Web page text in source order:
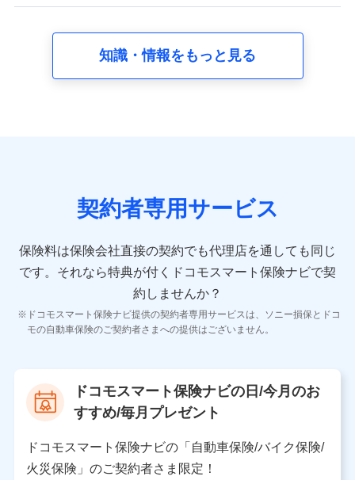
の内容、保険料、保険料のお支払方法、車のメーカーや
走行距離などの情報、建物の構造や築年数などの情報、
険契約に関する情報。例として、保険契約者及び被保険
者の氏名、住所、生年月日、性別、保険契約者と被保険
報、建物の構造や築年数などの情報、ペットの種類や年
齢などの情報などが含まれます。
【共同して利用する者の範囲】
当社
当社又は株式会社NTTドコモが提供する保険関連サービ
スにおけるユーザ登録受付および管理のため
を受けている保険会社・提携会社の保険その他に関する
情報を提供するため、また維持管理等の委託業務遂行の
ため、またそれらに付帯、関連する当社、株式会社NTT
知識・情報をもっと見る
契約者専用サービス
保険料は保険会社直接の契約でも代理店を通しても同じ
です。 それなら特典が付くドコモスマート保険ナビで契
約しませんか？
ドコモスマート保険ナビ提供の契約者専用サービスは、ソニー損保とドコ
モの自動車保険のご契約者さまへの提供はございません。
ドコモスマート保険ナビの日/今月のお
すすめ/毎月プレゼント
ドコモスマート保険ナビの「自動車保険/バイク保険/
火災保険」のご契約者さま限定！